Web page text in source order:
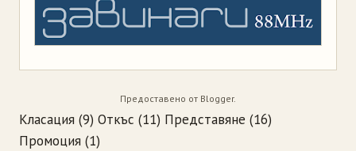
Предоставено от Blogger.
Класация (9) Откъс (11) Представяне (16)
Промоция (1)